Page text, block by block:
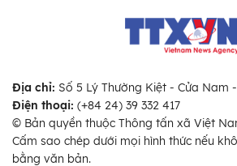
Địa chỉ: Số 5 Lý Thường Kiệt - Cửa Nam
Điện thoại: (+84 24) 39 332 417
© Bản quyền thuộc Thông tấn xã Việt
Cấm sao chép dưới mọi hình thức nếu
bằng văn bản.